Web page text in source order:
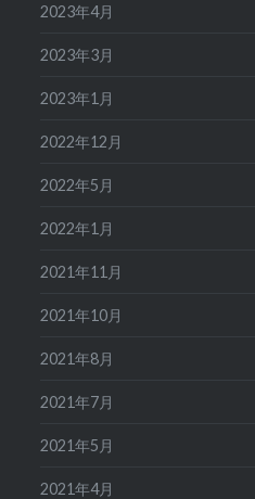
2023年4月
2023年3月
2023年1月
2022年12月
2022年5月
2022年1月
2021年11月
2021年10月
2021年8月
2021年7月
2021年5月
2021年4月